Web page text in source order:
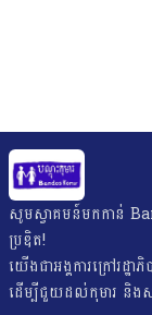
សូមស្វាគមន៍មកកាន់
ប្រឌិត!
យើង​ជា​អង្គការ​ក្រៅ​រ
ដើម្បី​ជួយ​ដល់​កុមារ និង